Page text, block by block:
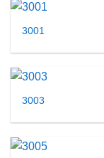
3001
3003